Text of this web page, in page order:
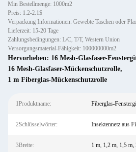
Min Bestellmenge: 1000m2
Preis: 1.2-2.1$
Verpackung Informationen: Gewebte Taschen oder
Lieferzeit: 15-20 Tage
Zahlungsbedingungen: L/C, T/T, Western Union
Versorgungsmaterial-Fähigkeit: 100000000m2
Hervorheben: 16 Mesh-Glasfaser-
16 Mesh-Glasfaser-Mückenschutzrolle,
1 m Fiberglas-Mückenschutzrolle
1Produktname: Fiberglas-
2Schlüsselwörter: Insektennetz aus
3Breite: 1 m, 1,2 m, 1,5 m,